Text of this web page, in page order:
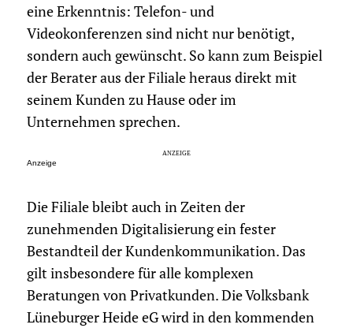
eine Erkenntnis: Telefon- und
Videokonferenzen sind nicht nur benötigt,
sondern auch gewünscht. So kann zum Beispiel
der Berater aus der Filiale heraus direkt mit
seinem Kunden zu Hause oder im
Unternehmen sprechen.
Anzeige
Die Filiale bleibt auch in Zeiten der
zunehmenden Digitalisierung ein fester
Bestandteil der Kundenkommunikation. Das
gilt insbesondere für alle komplexen
Beratungen von Privatkunden. Die Volksbank
Lüneburger Heide eG wird in den kommenden